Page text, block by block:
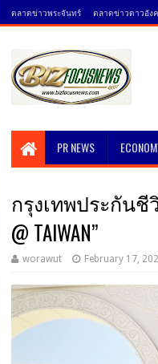
ตลาดข่าวพระจันทร์ ตลาดข่าวดาวอัง
PR NEWS
กรุงเทพประกันชีวิ
@ TAIWAN”
worawut February 17,